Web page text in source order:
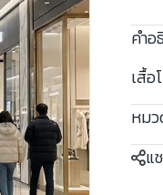
คำ
เสื้อ
หม
แ